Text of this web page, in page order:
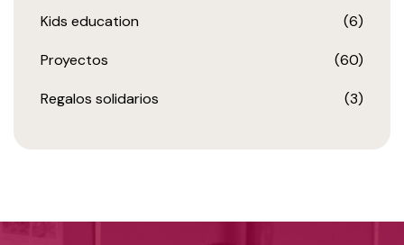
Kids education (6)
Proyectos (60)
Regalos solidarios (3)